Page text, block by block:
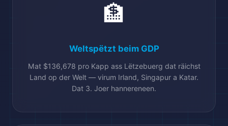
🏦
Weltspëtzt beim GDP
Mat $136,678 pro Kapp ass Lëtzebuerg dat räichst
Land op der Welt — virum Irland, Singapur a Katar.
Dat 3. Joer hannereneen.